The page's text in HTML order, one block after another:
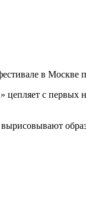
в Москве
цепляет с
вырисовывают